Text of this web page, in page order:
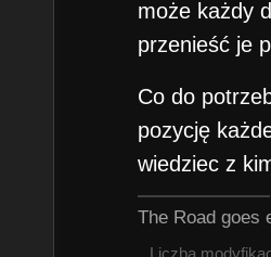
może każdy
przenieść je
Co do
pozycję
wiedziec z
The Road goes
Liczba